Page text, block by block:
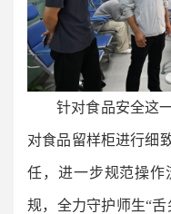
针对食品安全这
对食品留样柜进行细
任，进一步规范操
规，全力守护师生“